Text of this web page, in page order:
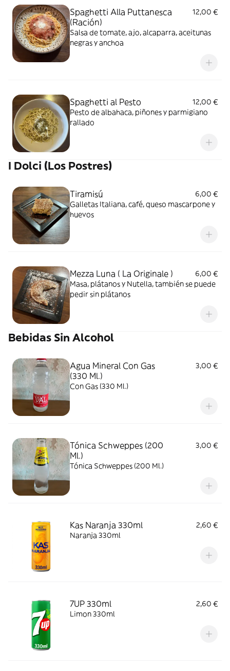
Spaghetti Alla Puttanesca
(Ración)
12,00 €
Salsa de tomate, ajo, alcaparra, aceitunas
negras y anchoa
Spaghetti al Pesto
12,00 €
Pesto de albahaca, piñones y parmigiano
rallado
I Dolci (Los Postres)
Tiramisú
6,00 €
Galletas Italiana, café, queso mascarpone y
huevos
Mezza Luna ( La Originale )
6,00 €
Masa, plátanos y Nutella, también se puede
pedir sin plátanos
Bebidas Sin Alcohol
Agua Mineral Con Gas
(330 Ml.)
3,00 €
Con Gas (330 Ml.)
Tónica Schweppes (200
Ml.)
3,00 €
Tónica Schweppes (200 Ml.)
Kas Naranja 330ml
2,60 €
Naranja 330ml
7UP 330ml
2,60 €
Limon 330ml